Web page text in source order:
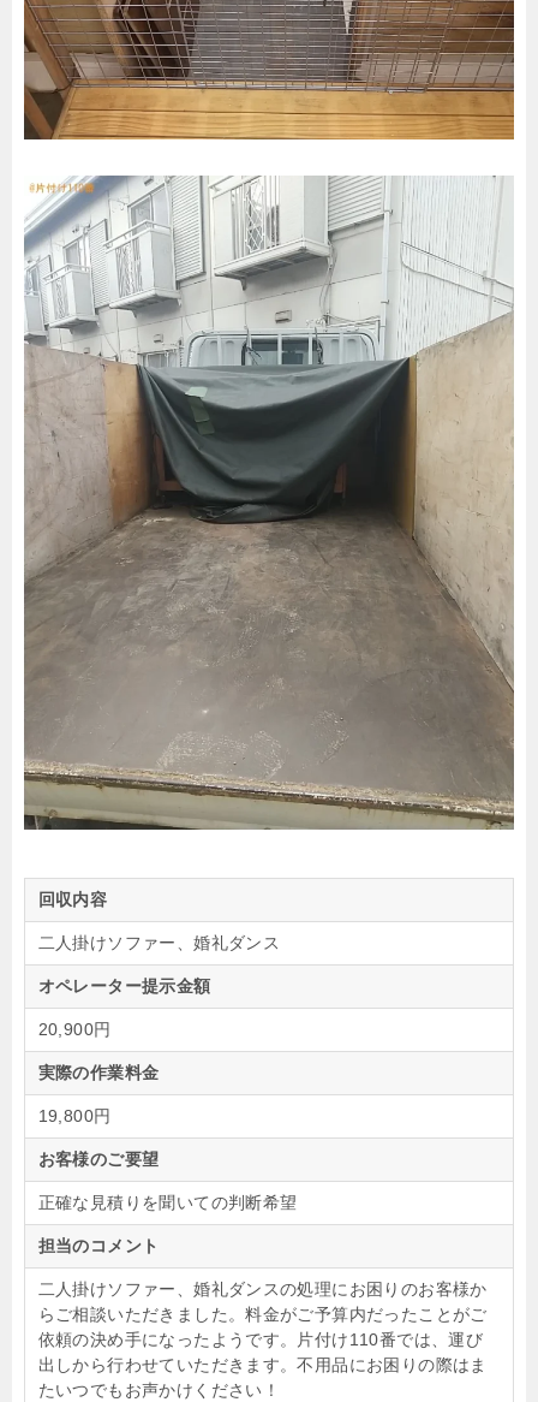
回収内容
二人掛けソファー、婚礼ダンス
オペレーター提示金額
20,900円
実際の作業料金
19,800円
お客様のご要望
正確な見積りを聞いての判断希望
担当のコメント
二人掛けソファー、婚礼ダンスの処理にお困りのお客様か
らご相談いただきました。料金がご予算内だったことがご
依頼の決め手になったようです。片付け110番では、運び
出しから行わせていただきます。不用品にお困りの際はま
たいつでもお声かけください！